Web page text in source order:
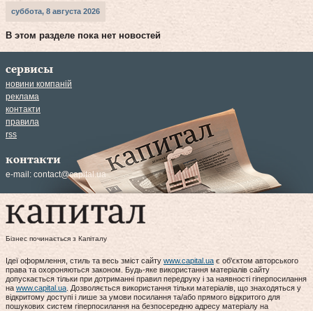
суббота, 8 августа 2026
В этом разделе пока нет новостей
сервисы
новини компаній
реклама
контакти
правила
rss
контакти
e-mail: contact@capital.ua
Бізнес починається з Капіталу
Ідеї оформлення, стиль та весь зміст сайту www.capital.ua є об'єктом авторського
права та охороняються законом. Будь-яке використання матеріалів сайту
допускається тільки при дотриманні правил передруку і за наявності гіперпосилання
на www.capital.ua . Дозволяється використання тільки матеріалів, що знаходяться у
відкритому доступі і лише за умови посилання та/або прямого відкритого для
пошукових систем гіперпосилання на безпосередню адресу матеріалу на